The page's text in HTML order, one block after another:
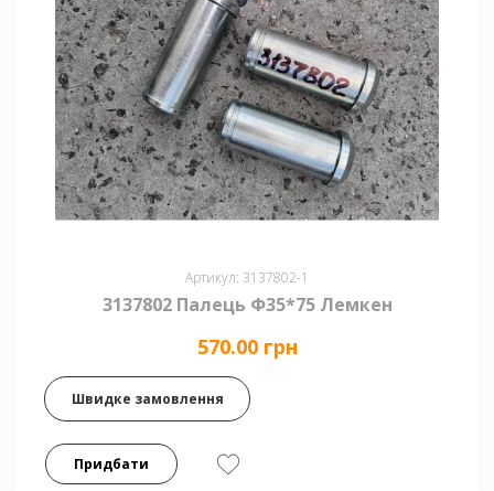
Артикул: 3137802-1
3137802 Палець Ф35*75 Лемкен
570.00 грн
Швидке замовлення
Придбати